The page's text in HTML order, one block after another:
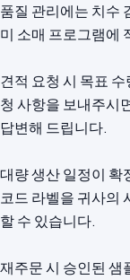
품질 관리에는 치수
미 소매 프로그램에
견적 요청 시 목표
청 사항을 보내주시
답변해 드립니다.
대량 생산 일정이 확
코드 라벨을 귀사의
할 수 있습니다.
재주문 시 승인된 샘